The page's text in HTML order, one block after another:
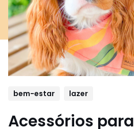
bem-estar lazer
Acessórios